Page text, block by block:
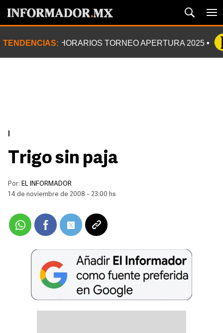
TENDENCIAS: HORARIOS TORNEO APERTURA 2025
Trigo sin paja
Por: EL INFORMADOR
14 de noviembre de 2008 - 23:00 hs